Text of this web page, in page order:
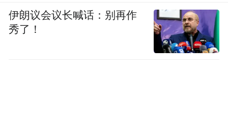
伊朗议会议长喊话：别再作
秀了！